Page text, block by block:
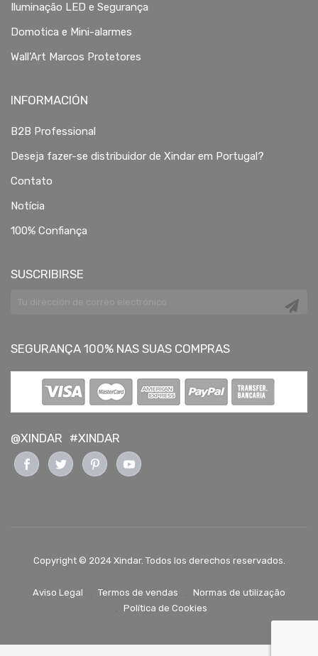
Iluminação LED e Segurança
Domotica e Mini-alarmes
Wall’Art Marcos Protetores
INFORMACIÓN
B2B Professional
Deseja fazer-se distribuidor de Xindar em Portugal?
Contato
Notícia
100% Confiança
SUSCRIBIRSE
SEGURANÇA 100% NAS SUAS COMPRAS
@XINDAR #XINDAR
Copyright © 2024 Xindar. Todos los derechos reservados.
Aviso Legal Termos de vendas
Normas de utilização
Política de Cookies